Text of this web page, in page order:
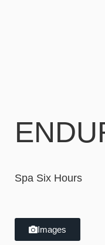
Spa Six Hours
Images